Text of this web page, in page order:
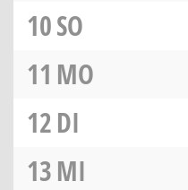
10SO
11 MO
12DI
13MI